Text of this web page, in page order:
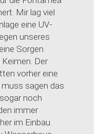
Mir lag viel
eine UV-
unseres
Sorgen
Der
vorher eine
sagen das
noch
immer
im Einbau.